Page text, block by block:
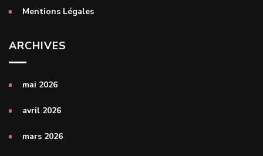
Mentions Légales
ARCHIVES
mai 2026
avril 2026
mars 2026